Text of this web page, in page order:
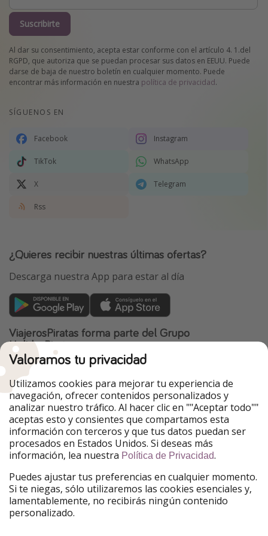
Suscribirte
Al dar su consentimiento, acepta estar conforme con el artículo 4. 1.del
RGPD, que autoriza que se puedan procesar sus datos en EEUU. Puede
darse de baja de nuestro boletín en cualquier momento. Puede
encontrar más información en nuestra política de privacidad.
SÍGUENOS EN
Facebook Instagram
TikTok WhatsApp
X Telegram
Rss
¿Quieres recibir nuestras últimas ofertas?
Descarga nuestra App para estar al día
ViajerosPiratas forma parte del Grupo
HolidayPirates
Nuestros mercados
PiratinViaggio
HolidayPirates
VakantiePiraten
WakacyjniPiraci
VoyagesPirates
Ferienpiraten
Urlaubspiraten
Urlaubspiraten
TravelPirates
Nuestro grupo
HolidayPirates Group
Conócenos mejor
Sobre ViajerosPiratas
Información legal
Valoramos tu privacidad
Utilizamos cookies para mejorar tu experiencia de
navegación, ofrecer contenidos personalizados y
analizar nuestro tráfico. Al hacer clic en ""Aceptar todo""
aceptas esto y consientes que compartamos esta
información con terceros y que tus datos puedan ser
procesados en Estados Unidos. Si deseas más
información, lea nuestra Política de Privacidad.
Puedes ajustar tus preferencias en cualquier momento.
Si te niegas, sólo utilizaremos las cookies esenciales y,
lamentablemente, no recibirás ningún contenido
personalizado.